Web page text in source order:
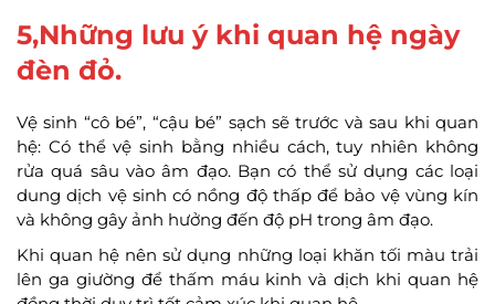
5,Những lưu ý khi quan hệ ngày
đèn đỏ.
Vệ sinh “cô bé”, “cậu bé” sạch sẽ trước và sau khi quan
hệ: Có thể vệ sinh bằng nhiều cách, tuy nhiên không
rửa quá sâu vào âm đạo. Bạn có thể sử dụng các loại
dung dịch vệ sinh có nồng độ thấp để bảo vệ vùng kín
và không gây ảnh hưởng đến độ pH trong âm đạo.
Khi quan hệ nên sử dụng những loại khăn tối màu trải
lên ga giường để thấm máu kinh và dịch khi quan hệ